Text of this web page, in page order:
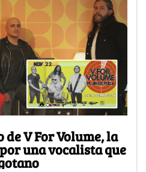
V For Volume, la
una vocalista que